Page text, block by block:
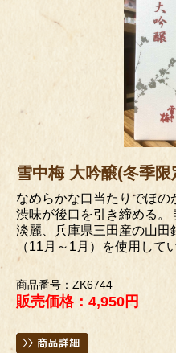
雪中梅 大吟醸(冬季限
なめらかな口当たりでほ
渋味が後口を引き締める。
淡麗、兵庫県三田産の山田
（11月～1月）を使用して
商品番号：ZK6744
販売価格：4,950円